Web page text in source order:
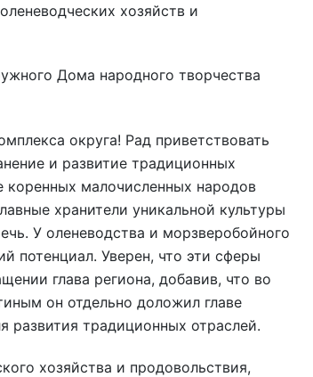
хозяйств и
Дома народного творчества
округа! Рад приветствовать
и развитие традиционных
малочисленных народов
хранители уникальной культуры
У оленеводства и морзверобойного
потенциал. Уверен, что эти сферы
глава региона, добавив, что во
он отдельно доложил главе
развития традиционных отраслей.
хозяйства и продовольствия,